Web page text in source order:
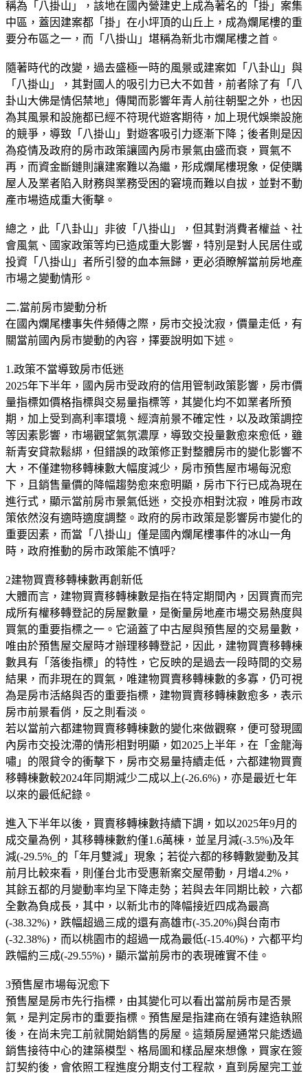
稱為「八掛山」，該地在國內營建史上成為著名的「掛」案集
中區，蓋因建案都「掛」在小坪頂的山丘上，成為爛尾樓的重
要分布區之一，而「八掛山」堪稱為新北市爛尾樓之首。
隨著時代的改變，過去盛極一時的風景或建案如「八卦山」與
「八掛山」，其對國人的吸引力已大不如昔，前者除了有「八
卦山大佛是情侶禁地」傳聞而影響年青人前往朝聖之外，也因
為其風景和設施都已經不符現代遊客期待，加上現代娛樂設施
的競爭，導致「八掛山」對遊客吸引力逐漸下降；後者則是因
為疫情及政府的房市政策讓國內房市景氣由盛而衰，買氣不
再，而資金斷鏈則讓建案難以為繼，形成爛尾樓現象，促使購
屋人及業者陷入財務與業務受困的窘境而難以自拔，並對不動
產市場造成重大衝擊。
總之，此「八卦山」非彼「八掛山」，但其對消費者權益、社
會風氣、國家政策等均已造成重大影響，特別是對人民居住或
投資「八掛山」者所引發的血本無歸，更必須瞭解當前房地產
市場之變動情形。
二.當前房市變動分析
在國內爛尾樓事失件頻傳之際，房市交投沈寂，價量走低，有
關當前國內房市變動的內容，擇要說明如下述。
1.政策不當導致房市低迷
2025年下半年，國內房市受政府的信用管制政策影響，房市價
量指標如價格指標與交易量指標等，其變化均不如業者所預
期，加上受到高利率環境、經濟前景不確定性，以及政策調控
等因素影響，市場觀望氣氛濃厚，導致交投量數愈來愈低，雖
新青安貸款鬆綁，但錯誤的政策修正對整體房市的變化影響不
大，不僅建物移轉棟數大幅度減少，房市預售屋市場每況愈
下，且銷售量價的降幅趨勢愈來愈明顯，房市下行已成為現在
進行式，顯示當前房市景氣低迷，交投亦相對沈寂，唯房市政
策依然沒有適時適度調整。政府的房市政策是影響房市變化的
重要因素，而當「八掛山」僅是國內爛尾樓事件的冰山一角
時，政府推動的房市政策能不慎呼?
2建物買賣移轉棟數再創新低
大體而言，建物買賣移轉棟數是指在特定期間內，因買賣而完
成所有權移轉登記的房屋數量，是衡量房地產市場交易熱度與
買氣的重要指標之一。它涵蓋了中古屋與預售屋的交易量數，
唯由於預售屋交屋時才辦理移轉登記，因此，建物買賣移轉棟
數具有「落後指標」的特性，它反映的是過去一段時間的交易
結果，而非現在的買氣，唯建物買賣移轉棟數的多寡，仍可視
為是房市活絡與否的重要指標，建物買賣移轉棟數愈多，表示
房市前景看俏，反之則看淡。
若以當前六都建物買賣移轉棟數的變化來做觀察，便可發現國
內房市交投沈滯的情形相對明顯，如2025上半年，在「金龍海
嘯」的限貸令的衝擊下，房市交易量持續走低，六都建物買賣
移轉棟數較2024年同期減少二成以上(-26.6%)，亦是最近七年
以來的最低紀錄。
進入下半年以後，買賣移轉棟數持續下調，如以2025年9月的
成交量為例，其移轉棟數約僅1.6萬棟，並呈月減(-3.5%)及年
減(-29.5%_的「年月雙減」現象；若從六都的移轉數變動及其
前月比較來看，則僅台北市受惠新案交屋帶動，月增4.2%，
其餘五都的月變動率均呈下降走勢；若與去年同期比較，六都
全數為負成長，其中，以新北市的降幅接近四成為最高
(-38.32%)，跌幅超過三成的還有高雄市(-35.20%)與台南市
(-32.38%)，而以桃園市的超過一成為最低(-15.40%)，六都平均
跌幅約三成(-29.55%)，顯示當前房市的表現確實不佳。
3預售屋市場每況愈下
預售屋是房市先行指標，由其變化可以看出當前房市是否景
氣，是判定房市的重要指標。預售屋是指建商在領有建造執照
後，在尚未完工前就開始銷售的房屋。這類房屋通常只能透過
銷售接待中心的建築模型、格局圖和樣品屋來想像，買家在簽
訂契約後，會依照工程進度分期支付工程款，直到房屋完工並